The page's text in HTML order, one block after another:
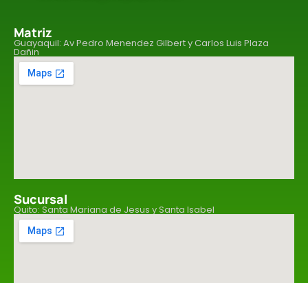
Matriz
Guayaquil: Av Pedro Menendez Gilbert y Carlos Luis Plaza
Dañin
Sucursal
Quito: Santa Mariana de Jesus y Santa Isabel